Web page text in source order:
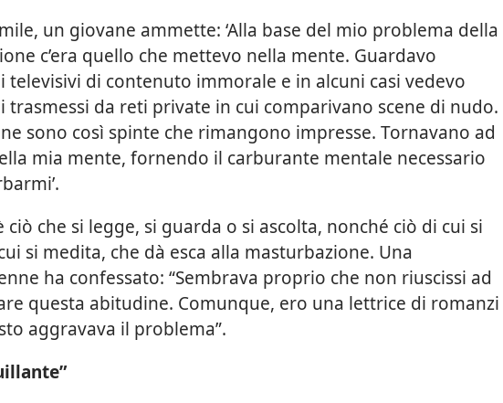
un giovane ammette: ‘Alla base del mio problema della
c’era quello che mettevo nella mente. Guardavo
televisivi di contenuto immorale e in alcuni casi vedevo
trasmessi da reti private in cui comparivano scene di nudo.
sono così spinte che rimangono impresse. Tornavano ad
mia mente, fornendo il carburante mentale necessario
ciò che si legge, si guarda o si ascolta, nonché ciò di cui si
si medita, che dà esca alla masturbazione. Una
ha confessato: “Sembrava proprio che non riuscissi ad
questa abitudine. Comunque, ero una lettrice di romanzi
aggravava il problema”.